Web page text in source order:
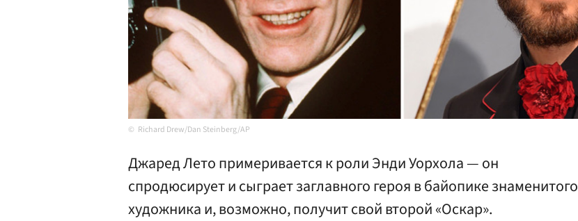
Richard Drew/Dan Steinberg/AP
Джаред Лето примеривается к роли Энди Уорхола — он
спродюсирует и сыграет заглавного героя в байопике знаменитого
художника и, возможно, получит свой второй «Оскар».